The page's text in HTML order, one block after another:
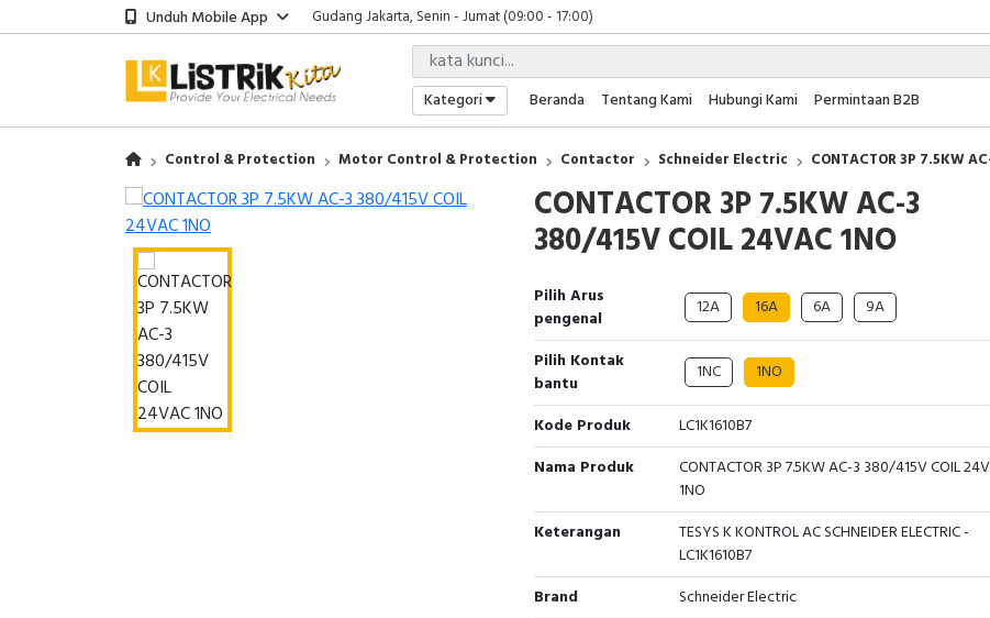
Unduh Mobile App
Gudang Jakarta, Senin - Jumat (09:00 - 17:00)
Showroom Bali, Senin - Jumat (09:00 - 17:00)
Kantor Jakarta, Senin - Jumat (08:00 - 17:00)
Gudang Jakarta, Senin - Jumat (09:00 - 17:00)
Showroom Bali, Senin - Jumat (09:00 - 17:00)
Kategori Beranda Tentang Kami Hubungi Kami Permintaan B2B
Control & Protection Motor Control & Protection Contactor Schneider Electric CONTACTOR 3P 7.5KW
CONTACTOR 3P 7.5KW AC-3
380/415V COIL 24VAC 1NO
Pilih Arus
pengenal
12A 16A 6A 9A
Pilih Kontak
bantu
1NC 1NO
Kode Produk
LC1K1610B7
Nama Produk
CONTACTOR 3P 7.5KW AC-3 380/415V COIL
1NO
Keterangan
TESYS K KONTROL AC SCHNEIDER ELECTRIC -
LC1K1610B7
Brand
Schneider Electric